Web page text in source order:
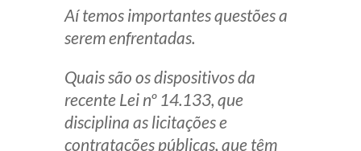
Aí temos importantes questões a
serem enfrentadas.
Quais são os dispositivos da
recente Lei nº 14.133, que
disciplina as licitações e
contratações públicas, que têm